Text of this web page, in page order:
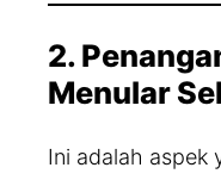
2.
Menular
Ini adalah aspek